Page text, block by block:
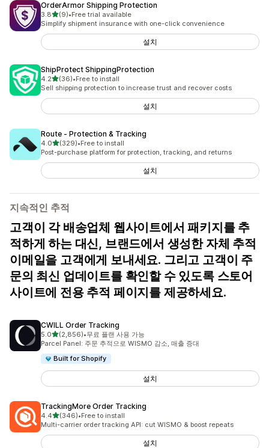
OrderArmor Shipping Protection
3.8별 5개 중
(9)
총 리뷰 9개
•Free trial available
Simplify shipment insurance with one-click convenience
설치
ShipProtect ShippingProtection
4.2별 5개 중
(36)
총 리뷰 36개
•Free to install
Sell shipping protection to increase trust and recover costs
설치
Route ‑ Protection & Tracking
4.0별 5개 중
(329)
총 리뷰 329개
•Free to install
Post-purchase platform for protection, tracking, and returns
설치
지속적인 추적
고객이 각 배송업체 웹사이트에서 패키지를 추
적하게 하는 대신, 브랜드에서 생성한 자체 추적
이메일을 고객에게 보내세요. 그리고 고객이 주
문의 최신 업데이트를 확인할 수 있도록 스토어
사이트에 전용 추적 페이지를 제공하세요.
CWILL Order Tracking
5.0별 5개 중
(2,856)
총 리뷰 2856개
•무료 플랜 사용 가능
Parcel Panel: 주문 추적으로 WISMO 감소, 매출 증대
Built for Shopify
설치
TrackingMore Order Tracking
4.4별 5개 중
(346)
총 리뷰 346개
•Free to install
Multi-carrier order tracking API: cut WISMO & boost repeats
설치